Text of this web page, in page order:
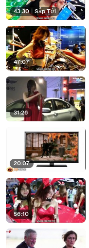
43:30 | Sắp Tới
47:07
31:26
20:07
56:10